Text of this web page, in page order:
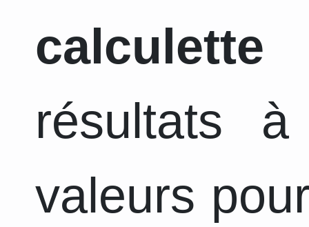
calculette
résultats
valeurs